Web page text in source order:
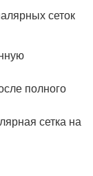
сеток
полного
сетка на